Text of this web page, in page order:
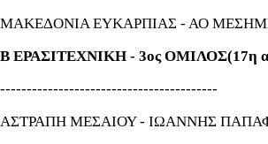
ΜΑΚΕΔΟΝΙΑ ΕΥΚΑΡΠΙΑΣ - ΑΟ
Β ΕΡΑΣΙΤΕΧΝΙΚΗ - 3ος ΟΜΙΛΟΣ(17η
-----------------------------------------
ΑΣΤΡΑΠΗ ΜΕΣΑΙΟΥ - ΙΩΑΝΝΗΣ